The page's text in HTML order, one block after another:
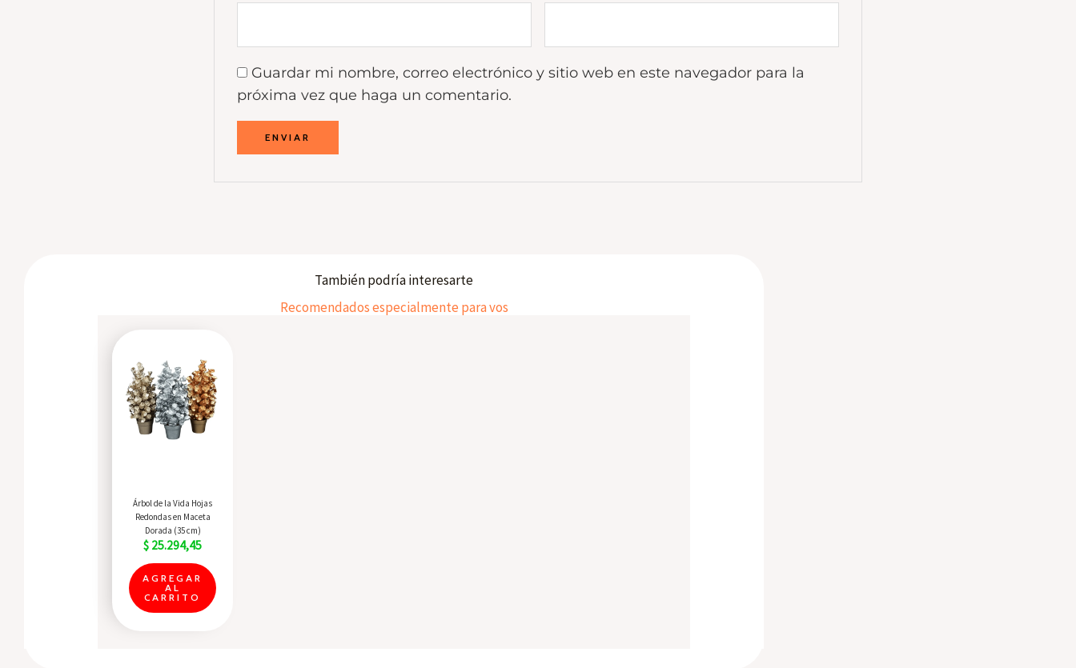
Guardar mi nombre, correo electrónico y sitio web en este navegador para la
próxima vez que haga un comentario.
También podría interesarte
Recomendados especialmente para vos
Quick View
Árbol de la Vida Hojas
Redondas en Maceta
Dorada (35 cm)
$ 25.294,45
AGREGAR
AL
CARRITO